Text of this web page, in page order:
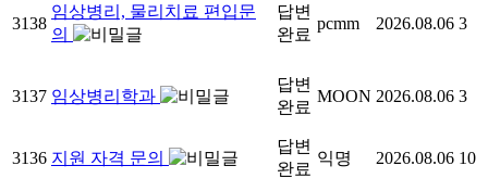
3138
임상병리, 물리치료 편입문
의
답변
완료
pcmm 2026.08.06 3
3137 임상병리학과
답변
완료
MOON 2026.08.06 3
3136 지원 자격 문의
답변
완료
익명 2026.08.06 10